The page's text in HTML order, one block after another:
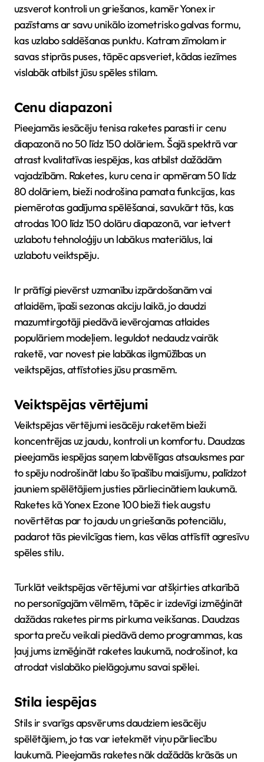
uzsverot kontroli un griešanos, kamēr Yonex ir
pazīstams ar savu unikālo izometrisko galvas formu,
kas uzlabo saldēšanas punktu. Katram zīmolam ir
savas stiprās puses, tāpēc apsveriet, kādas iezīmes
vislabāk atbilst jūsu spēles stilam.
Cenu diapazoni
Pieejamās iesācēju tenisa raketes parasti ir cenu
diapazonā no 50 līdz 150 dolāriem. Šajā spektrā var
atrast kvalitatīvas iespējas, kas atbilst dažādām
vajadzībām. Raketes, kuru cena ir apmēram 50 līdz
80 dolāriem, bieži nodrošina pamata funkcijas, kas
piemērotas gadījuma spēlēšanai, savukārt tās, kas
atrodas 100 līdz 150 dolāru diapazonā, var ietvert
uzlabotu tehnoloģiju un labākus materiālus, lai
uzlabotu veiktspēju.
Ir prātīgi pievērst uzmanību izpārdošanām vai
atlaidēm, īpaši sezonas akciju laikā, jo daudzi
mazumtirgotāji piedāvā ievērojamas atlaides
populāriem modeļiem. Ieguldot nedaudz vairāk
raketē, var novest pie labākas ilgmūžības un
veiktspējas, attīstoties jūsu prasmēm.
Veiktspējas vērtējumi
Veiktspējas vērtējumi iesācēju raketēm bieži
koncentrējas uz jaudu, kontroli un komfortu. Daudzas
pieejamās iespējas saņem labvēlīgas atsauksmes par
to spēju nodrošināt labu šo īpašību maisījumu, palīdzot
jauniem spēlētājiem justies pārliecinātiem laukumā.
Raketes kā Yonex Ezone 100 bieži tiek augstu
novērtētas par to jaudu un griešanās potenciālu,
padarot tās pievilcīgas tiem, kas vēlas attīstīt agresīvu
spēles stilu.
Turklāt veiktspējas vērtējumi var atšķirties atkarībā
no personīgajām vēlmēm, tāpēc ir izdevīgi izmēģināt
dažādas raketes pirms pirkuma veikšanas. Daudzas
sporta preču veikali piedāvā demo programmas, kas
ļauj jums izmēģināt raketes laukumā, nodrošinot, ka
atrodat vislabāko pielāgojumu savai spēlei.
Stila iespējas
Stils ir svarīgs apsvērums daudziem iesācēju
spēlētājiem, jo tas var ietekmēt viņu pārliecību
laukumā. Pieejamās raketes nāk dažādās krāsās un